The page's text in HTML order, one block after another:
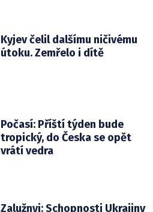
Kyjev čelil dalšímu ničivému
útoku. Zemřelo i dítě
Počasí: Příští týden bude
tropický, do Česka se opět
vrátí vedra
Zalužnyj: Schopnosti Ukrajiny